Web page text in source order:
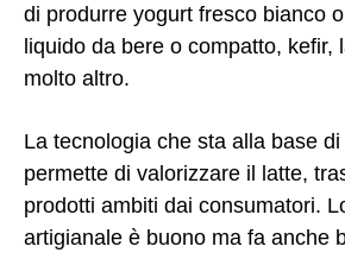
di produrre yogurt fresco bianco
liquido da bere o compatto, kefir,
molto altro.
La tecnologia che sta alla base
permette di valorizzare il latte,
prodotti ambiti dai consumatori.
artigianale è buono ma fa anche